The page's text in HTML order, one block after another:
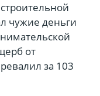
чужие деньги
от
за 103